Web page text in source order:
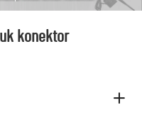
konektor